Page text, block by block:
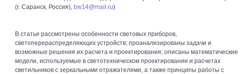
(г. Саранск, Россия), bw14@mail.ru)
В статье рассмотрены особенности световых приборов,
светоперераспределяющих устройств; проанализированы задачи и
возможные решения их расчета и проектирования; описаны математические
модели, используемые в светотехническом проектировании и расчетах
светильников с зеркальными отражателями, а также принципы работы с